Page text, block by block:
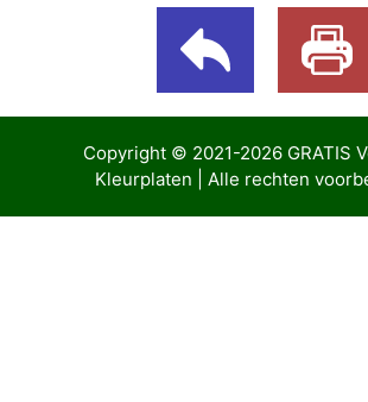
Copyright © 2021-2026 GRATIS
Kleurplaten | Alle rechten